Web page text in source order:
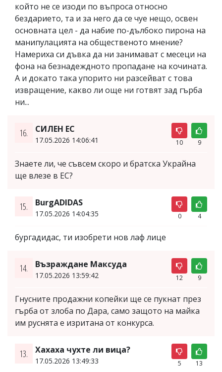
който не се изоди по въпроса относно
бездарието, та и за него да се чуе нещо, освен
основната цел - да набие по-дълбоко пирона на
манипулацията на общественото мнение?
Намериха си дъвка да ни занимават с месеци на
фона на безнадеждното пропадане на кочината.
А и докато така упорито ни разсейват с това
извращение, какво ли още ни готвят зад гърба
ни...
16. СИЛЕН ЕС
17.05.2026 14:06:41 10 9
Знаете ли, че съвсем скоро и братска Украйна
ще влезе в ЕС?
15. BurgADIDAS
17.05.2026 14:04:35 0 4
бургадидас, ти изобрети нов лаф лице
14. Възраждане Максуда
17.05.2026 13:59:42 12 9
Гнусните продажни копейки ще се пукнат през
гърба от злоба по Дара, само защото на майка
им руснята е изритана от конкурса.
13. Хахаха чухте ли вица?
17.05.2026 13:49:33 5 13